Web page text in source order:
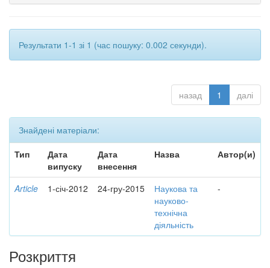
Результати 1-1 зі 1 (час пошуку: 0.002 секунди).
назад 1 далі
Знайдені матеріали:
Тип
Дата
випуску
Дата
внесення
Назва Автор(и)
Article 1-січ-2012 24-гру-2015
Наукова та
науково-
технічна
діяльність
-
Розкриття